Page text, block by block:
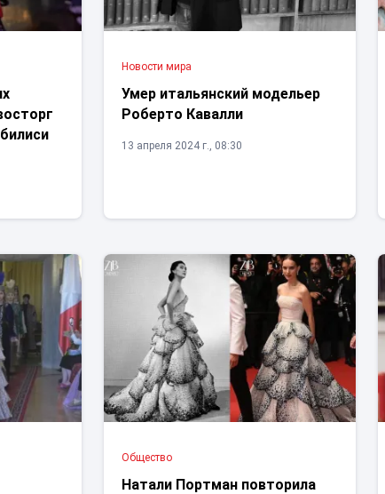
Новости мира
Умер итальянский модельер
Роберто Кавалли
13 апреля 2024 г., 08:30
Общество
Натали Портман повторила